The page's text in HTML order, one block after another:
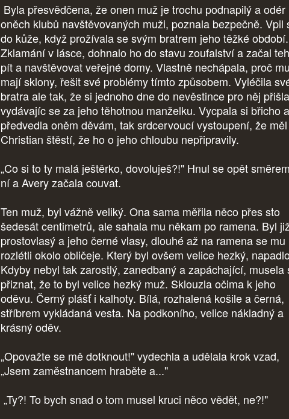
Byla přesvědčena, že onen muž je trochu podnapilý a odér
oněch klubů navštěvovaných muži, poznala bezpečně. Vpil
do kůže, když prožívala se svým bratrem jeho těžké období.
Zklamání v lásce, dohnalo ho do stavu zoufalství a začal
pít a navštěvovat veřejné domy. Vlastně nechápala, proč
mají sklony, řešit své problémy tímto způsobem. Vyléčila
bratra ale tak, že si jednoho dne do nevěstince pro něj
vydávajíc se za jeho těhotnou manželku. Vycpala si břicho a
předvedla oněm děvám, tak srdcervoucí vystoupení, že měl
Christian štěstí, že ho o jeho chloubu nepřipravily.
„Co si to ty malá ještěrko, dovoluješ?!" Hnul se opět
ní a Avery začala couvat.
Ten muž, byl vážně veliký. Ona sama měřila něco přes sto
šedesát centimetrů, ale sahala mu někam po ramena. Byl již
prostovlasý a jeho černé vlasy, dlouhé až na ramena se mu
rozlétli okolo obličeje. Který byl ovšem velice hezký,
Kdyby nebyl tak zarostlý, zanedbaný a zapáchající, musela
přiznat, že to byl velice hezký muž. Sklouzla očima k jeho
oděvu. Černý plášť i kalhoty. Bílá, rozhalená košile a černá,
stříbrem vykládaná vesta. Na podkoního, velice nákladný a
krásný oděv.
„Opovažte se mě dotknout!" vydechla a udělala krok vzad,
„Jsem zaměstnancem hraběte a..."
„Ty?! To bych snad o tom musel kruci něco vědět, ne?!"